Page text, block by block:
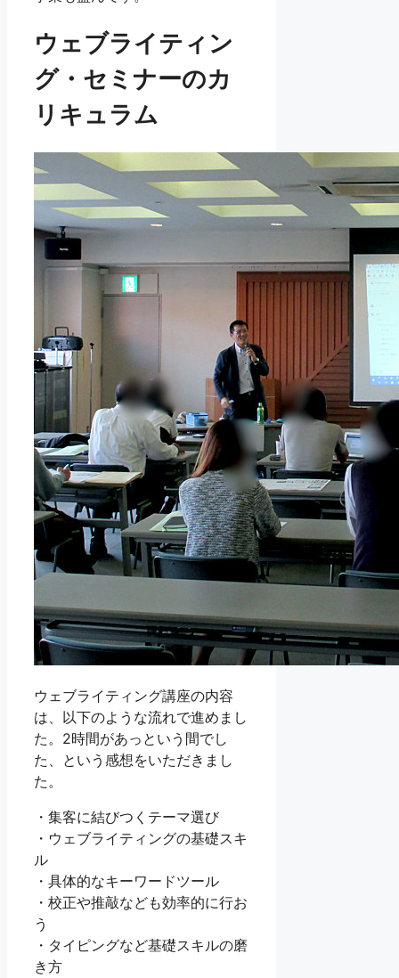
ウェブライティン
グ・セミナーのカ
リキュラム
ウェブライティング講座の内容
は、以下のような流れで進めまし
た。2時間があっという間でし
た、という感想をいただきまし
た。
・集客に結びつくテーマ選び
・ウェブライティングの基礎スキ
ル
・具体的なキーワードツール
・校正や推敲なども効率的に行お
う
・タイピングなど基礎スキルの磨
き方